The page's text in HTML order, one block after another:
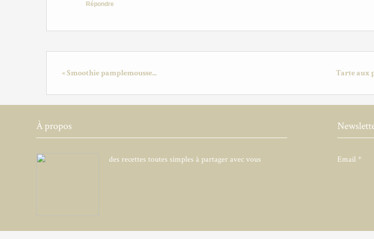
Répondre
« Smoothie pamplemousse... Tarte aux
À propos
des recettes toutes simples à partager avec vous Email